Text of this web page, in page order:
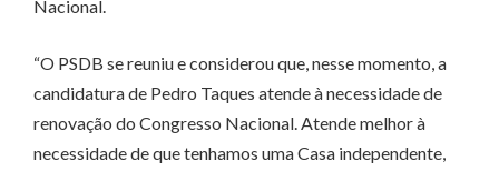
Nacional.
“O PSDB se reuniu e considerou que, nesse momento, a
candidatura de Pedro Taques atende à necessidade de
renovação do Congresso Nacional. Atende melhor à
necessidade de que tenhamos uma Casa independente,